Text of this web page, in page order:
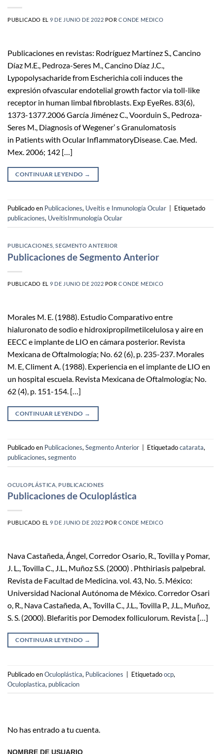
PUBLICADO EL9 DE JUNIO DE 2022 PORCONDE MEDICO
Publicaciones en revistas: Rodríguez Martínez S., Cancino
Díaz M.E., Pedroza-Seres M., Cancino Díaz J.C.,
Lypopolysacharide from Escherichia coli induces the
expresión ofvascular endotelial growth factor via toll-like
receptor in human limbal fibroblasts. Exp EyeRes. 83(6),
1373-1377.2006 García Jiménez C., Voorduin S., Pedroza-
Seres M., Diagnosis of Wegener’ s Granulomatosis
in Patients with Ocular InflammatoryDisease. Cae. Med.
Mex. 2006; 142 […]
CONTINUAR LEYENDO →
Publicado en Publicaciones, Uveítis e Inmunología Ocular
Etiquetado
publicaciones, UveítisInmunología Ocular
PUBLICACIONES ,SEGMENTO ANTERIOR
Publicaciones de Segmento Anterior
PUBLICADO EL9 DE JUNIO DE 2022 PORCONDE MEDICO
Morales M. E. (1988). Estudio Comparativo entre
hialuronato de sodio e hidroxipropilmetilcelulosa y aire en
EECC e implante de LIO en cámara posterior. Revista
Mexicana de Oftalmología; No. 62 (6), p. 235-237. Morales
M. E, Climent A. (1988). Experiencia en el implante de LIO en
un hospital escuela. Revista Mexicana de Oftalmología; No.
62 (4), p. 151-154. […]
CONTINUAR LEYENDO →
Publicado en Publicaciones, Segmento Anterior Etiquetadocatarata,
publicaciones, segmento
OCULOPLÁSTICA PUBLICACIONES
Publicaciones de Oculoplástica
PUBLICADO EL9 DE JUNIO DE 2022 PORCONDE MEDICO
Nava Castañeda, Ángel, Corredor Osario, R., Tovilla y Pomar,
J. L., Tovilla C., J.L., Muñoz S.S. (2000) . Phthiriasis palpebral.
Revista de Facultad de Medicina. vol. 43, No. 5. México:
Universidad Nacional Autónoma de México. Corredor Osari
o, R., Nava Castañeda, A., Tovilla C., J.L., Tovilla P., J.L., Muñoz,
S. S. (2000). Blefaritis por Demodex folliculorum. Revista […]
CONTINUAR LEYENDO →
Publicado enOculoplástica, Publicaciones Etiquetadoocp,
Oculoplastica, publicacion
No has entrado a tu cuenta.
NOMBRE DE USUARIO